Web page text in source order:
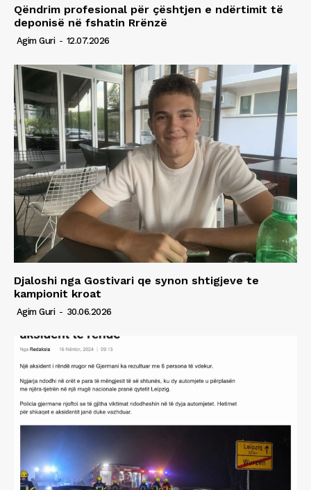
Qëndrim profesional për çështjen e ndërtimit të
deponisë në fshatin Rrënzë
Agim Guri - 12.07.2026
Djaloshi nga Gostivari qe synon shtigjeve te
kampionit kroat
Agim Guri - 30.06.2026